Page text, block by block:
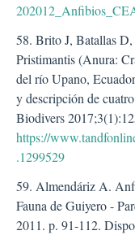
58. Brito J, Batallas
Pristimantis (Anura:
del río Upano,
y descripción de
Biodivers
https://
.1299529
59. Almendáriz A.
Fauna de Guiyero -
2011. p. 91-112.